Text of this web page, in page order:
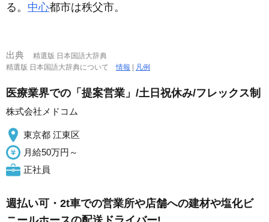
る。 中心都市は秩父市。
出典
精選版 日本国語大辞典
精選版 日本国語大辞典について情報 | 凡例
医療業界での「提案営業」/土日祝休み/フレックス制
株式会社メドコム
東京都 江東区
月給50万円～
正社員
週払い可・2t車での営業所や店舗への建材や塩化ビ